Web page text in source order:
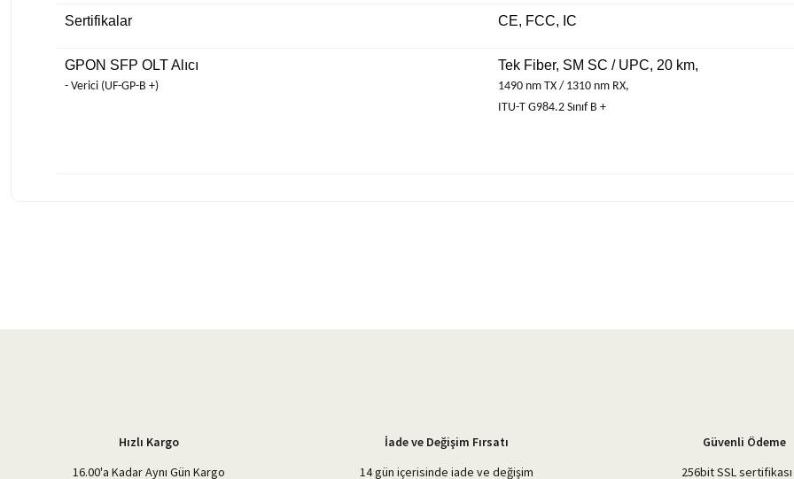
Sertifikalar CE, FCC, IC
GPON SFP OLT Alıcı
- Verici (UF-GP-B +)
Tek Fiber, SM SC / UPC, 20 km,
1490 nm TX / 1310 nm RX,
ITU-T G984.2 Sınıf B +
Hızlı Kargo
16.00'a Kadar Aynı Gün Kargo
İade ve Değişim Fırsatı
14 gün içerisinde iade ve değişim
Güvenli Ödeme
256bit SSL